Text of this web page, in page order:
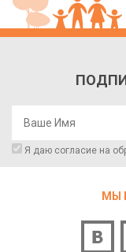
Я даю согласие на
МЫ